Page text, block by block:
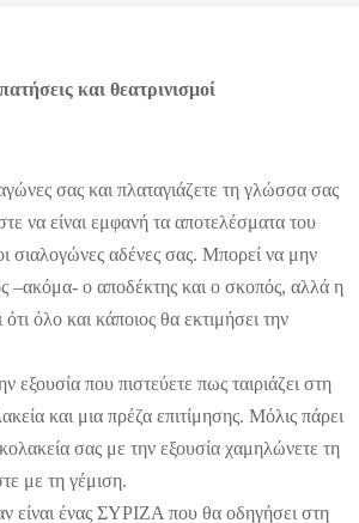
και θεατρινισμοί
σας και πλαταγιάζετε τη γλώσσα σας
να είναι εμφανή τα αποτελέσματα του
σιαλογώνες αδένες σας. Μπορεί να μην
–ακόμα- ο αποδέκτης και ο σκοπός, αλλά η
ότι όλο και κάποιος θα εκτιμήσει την
εξουσία που πιστεύετε πως ταιριάζει στη
και μια πρέζα επιτίμησης. Μόλις πάρει
σας με την εξουσία χαμηλώνετε τη
με τη γέμιση.
είναι ένας ΣΥΡΙΖΑ που θα οδηγήσει στη